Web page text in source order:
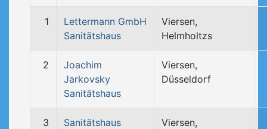
1
Lettermann GmbH
Sanitätshaus
Viersen,
Helmholtzs
2
Joachim
Jarkovsky
Sanitätshaus
Viersen,
Düsseldorf
3
Sanitätshaus
Viersen,